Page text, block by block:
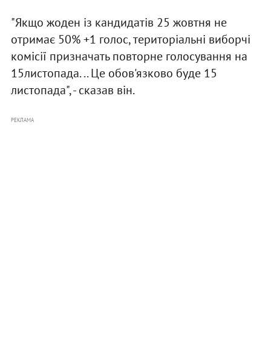
"Якщо жоден із кандидатів 25 жовтня не
отримає 50% +1 голос, територіальні виборчі
комісії призначать повторне голосування на
15листопада. .. Це обов'язково буде 15
листопада", - сказав він.
РЕКЛАМА